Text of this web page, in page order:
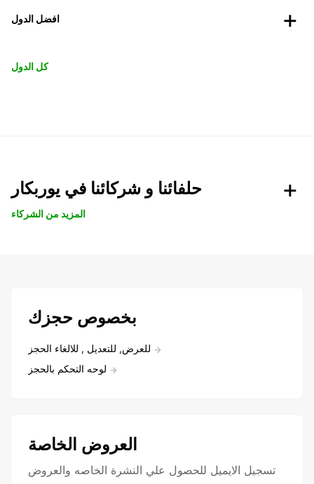
افضل الدول
كل الدول
حلفائنا و شركائنا في يوربكار
المزيد من الشركاء
بخصوص حجزك
للعرض, للتعديل , للالغاء الحجز
لوحه التحكم بالحجز
العروض الخاصة
تسجيل الايميل للحصول علي النشرة الخاصه والعروض